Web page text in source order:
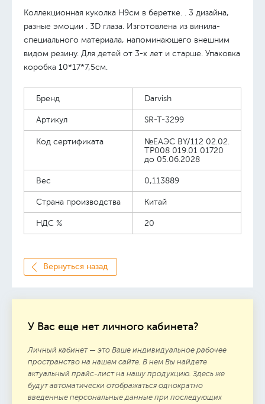
У Вас еще нет личного кабинета?
Личный кабинет — это Ваше индивидуальное рабочее
пространство на нашем сайте. В нем Вы найдете
актуальный прайс-лист на нашу продукцию. Здесь же
будут автоматически отображаться однократно
введенные персональные данные при последующих
Коллекционная куколка Н9см в беретке. . 3 дизайна,
разные эмоции . 3D глаза. Изготовлена из винила-
специального материала, напоминающего внешним
видом резину. Для детей от 3-х лет и старше. Упаковка
коробка 10*17*7,5см.
Бренд Darvish
Артикул SR-T-3299
Код сертификата
№ЕАЭС BY/112 02.02.
TP008 019.01 01720
до 05.06.2028
Вес 0,113889
Страна производства Китай
НДС % 20
Вернуться назад